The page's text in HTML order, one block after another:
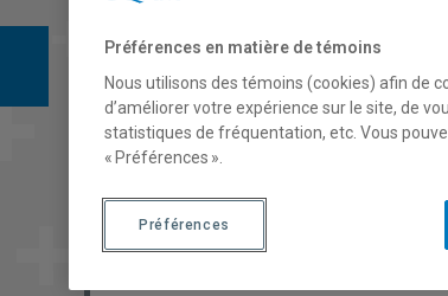
COURS//
Description
Préférences en matière de témoins
Nous utilisons des témoins (cookies) afin de
d’améliorer votre expérience sur le site, de
statistiques de fréquentation, etc. Vous
« Préférences ».
Préférences